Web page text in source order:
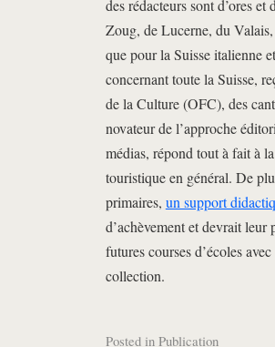
des rédacteurs sont d’ores
Zoug, de Lucerne, du
que pour la Suisse italienne
concernant toute la Suisse,
de la Culture (OFC), des
novateur de l’approche
médias, répond tout à fait à
touristique en général. De
primaires, un support
d’achèvement et devrait leur
futures courses d’écoles
collection.
Posted in Publication